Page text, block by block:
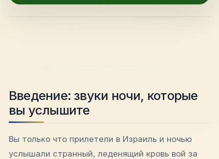
hello@shalomisrael.ru
Введение: звуки ночи, которые
вы услышите
Вы только что прилетели в Израиль и ночью
услышали странный, леденящий кровь вой за